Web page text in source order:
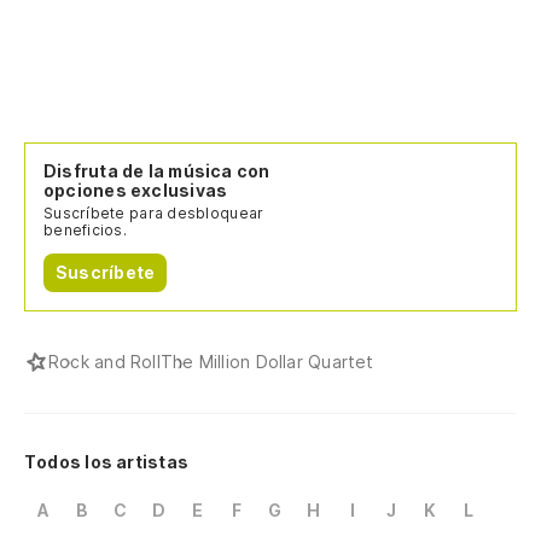
Disfruta de la música con
opciones exclusivas
Suscríbete para desbloquear
beneficios.
Suscríbete
Rock and RollThe Million Dollar Quartet
Todos los artistas
A B C D E F G H I J K
L